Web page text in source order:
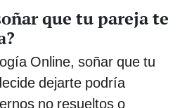
que tu pareja te
Online, soñar que tu
dejarte podría
no resueltos o